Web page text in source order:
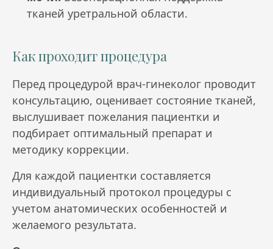
тканей уретральной области.
Как проходит процедура
Перед процедурой врач-гинеколог проводит
консультацию, оценивает состояние тканей,
выслушивает пожелания пациентки и
подбирает оптимальный препарат и
методику коррекции.
Для каждой пациентки составляется
индивидуальный протокол процедуры с
учетом анатомических особенностей и
желаемого результата.